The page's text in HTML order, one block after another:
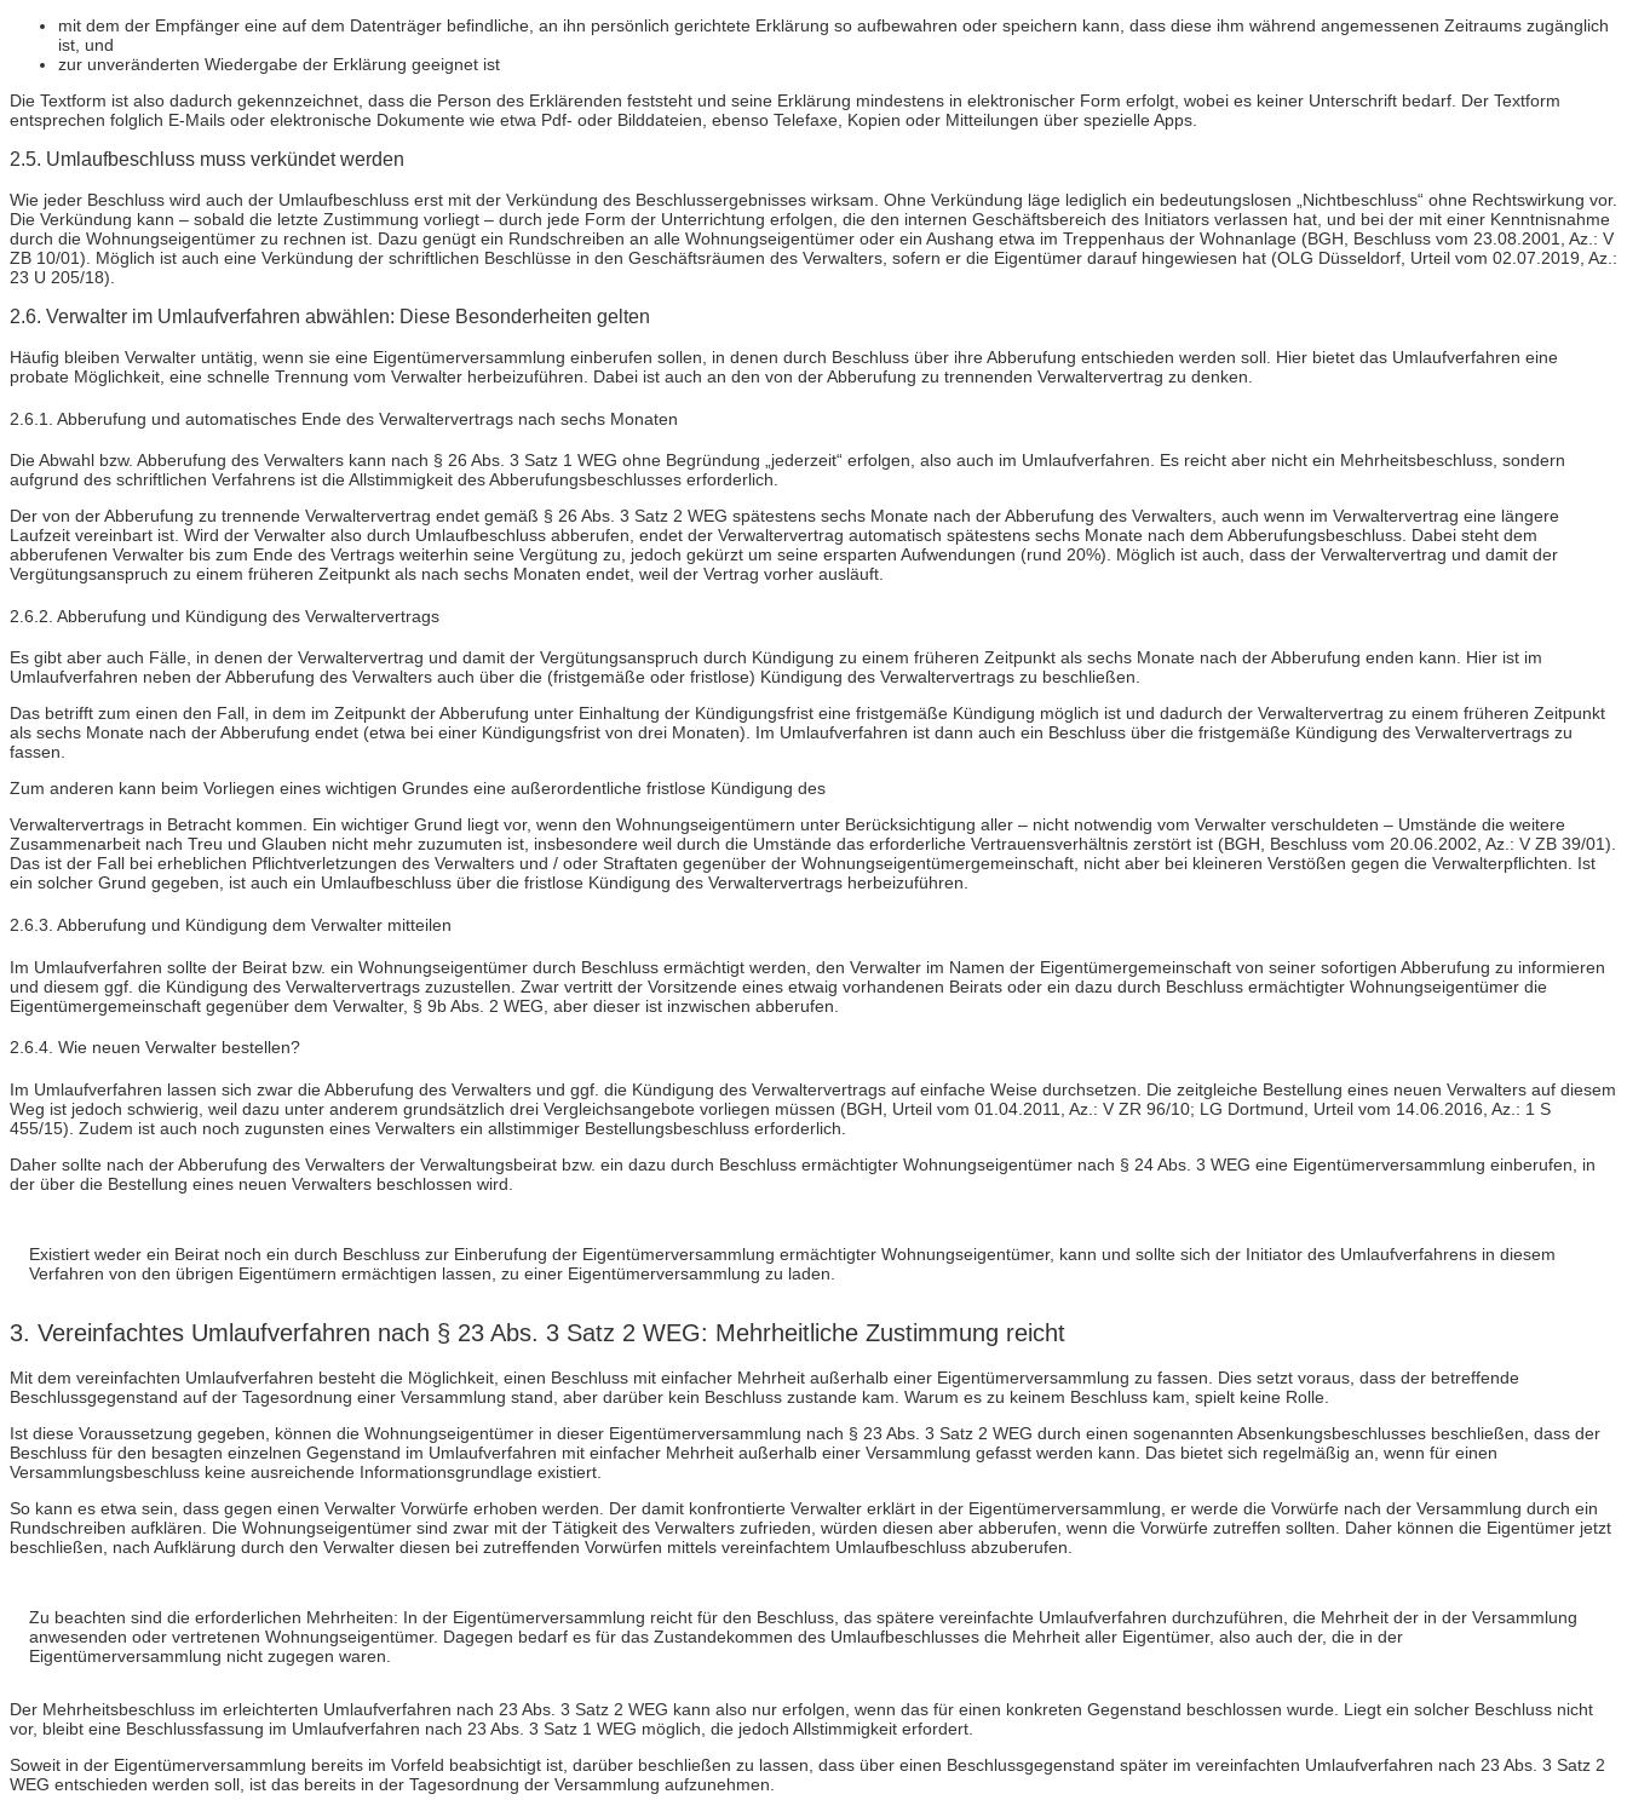
mit dem der Empfänger eine auf dem Datenträger befindliche, an ihn persönlich gerichtete Erklärung so aufbewahren oder speichern kann, dass diese ihm während angemessenen Zeitraums zugänglich
ist, und
zur unveränderten Wiedergabe der Erklärung geeignet ist
Die Textform ist also dadurch gekennzeichnet, dass die Person des Erklärenden feststeht und seine Erklärung mindestens in elektronischer Form erfolgt, wobei es keiner Unterschrift bedarf. Der Textform
entsprechen folglich E-Mails oder elektronische Dokumente wie etwa Pdf- oder Bilddateien, ebenso Telefaxe, Kopien oder Mitteilungen über spezielle Apps.
2.5. Umlaufbeschluss muss verkündet werden
Wie jeder Beschluss wird auch der Umlaufbeschluss erst mit der Verkündung des Beschlussergebnisses wirksam. Ohne Verkündung läge lediglich ein bedeutungslosen „Nichtbeschluss“ ohne Rechtswirkung vor.
Die Verkündung kann – sobald die letzte Zustimmung vorliegt – durch jede Form der Unterrichtung erfolgen, die den internen Geschäftsbereich des Initiators verlassen hat, und bei der mit einer Kenntnisnahme
durch die Wohnungseigentümer zu rechnen ist. Dazu genügt ein Rundschreiben an alle Wohnungseigentümer oder ein Aushang etwa im Treppenhaus der Wohnanlage (BGH, Beschluss vom 23.08.2001, Az.: V
ZB 10/01). Möglich ist auch eine Verkündung der schriftlichen Beschlüsse in den Geschäftsräumen des Verwalters, sofern er die Eigentümer darauf hingewiesen hat (OLG Düsseldorf, Urteil vom 02.07.2019, Az.:
23 U 205/18).
2.6. Verwalter im Umlaufverfahren abwählen: Diese Besonderheiten gelten
Häufig bleiben Verwalter untätig, wenn sie eine Eigentümerversammlung einberufen sollen, in denen durch Beschluss über ihre Abberufung entschieden werden soll. Hier bietet das Umlaufverfahren eine
probate Möglichkeit, eine schnelle Trennung vom Verwalter herbeizuführen. Dabei ist auch an den von der Abberufung zu trennenden Verwaltervertrag zu denken.
2.6.1. Abberufung und automatisches Ende des Verwaltervertrags nach sechs Monaten
Die Abwahl bzw. Abberufung des Verwalters kann nach § 26 Abs. 3 Satz 1 WEG ohne Begründung „jederzeit“ erfolgen, also auch im Umlaufverfahren. Es reicht aber nicht ein Mehrheitsbeschluss, sondern
aufgrund des schriftlichen Verfahrens ist die Allstimmigkeit des Abberufungsbeschlusses erforderlich.
Der von der Abberufung zu trennende Verwaltervertrag endet gemäß § 26 Abs. 3 Satz 2 WEG spätestens sechs Monate nach der Abberufung des Verwalters, auch wenn im Verwaltervertrag eine längere
Laufzeit vereinbart ist. Wird der Verwalter also durch Umlaufbeschluss abberufen, endet der Verwaltervertrag automatisch spätestens sechs Monate nach dem Abberufungsbeschluss. Dabei steht dem
abberufenen Verwalter bis zum Ende des Vertrags weiterhin seine Vergütung zu, jedoch gekürzt um seine ersparten Aufwendungen (rund 20%). Möglich ist auch, dass der Verwaltervertrag und damit der
Vergütungsanspruch zu einem früheren Zeitpunkt als nach sechs Monaten endet, weil der Vertrag vorher ausläuft.
2.6.2. Abberufung und Kündigung des Verwaltervertrags
Es gibt aber auch Fälle, in denen der Verwaltervertrag und damit der Vergütungsanspruch durch Kündigung zu einem früheren Zeitpunkt als sechs Monate nach der Abberufung enden kann. Hier ist im
Umlaufverfahren neben der Abberufung des Verwalters auch über die (fristgemäße oder fristlose) Kündigung des Verwaltervertrags zu beschließen.
Das betrifft zum einen den Fall, in dem im Zeitpunkt der Abberufung unter Einhaltung der Kündigungsfrist eine fristgemäße Kündigung möglich ist und dadurch der Verwaltervertrag zu einem früheren Zeitpunkt
als sechs Monate nach der Abberufung endet (etwa bei einer Kündigungsfrist von drei Monaten). Im Umlaufverfahren ist dann auch ein Beschluss über die fristgemäße Kündigung des Verwaltervertrags zu
fassen.
Zum anderen kann beim Vorliegen eines wichtigen Grundes eine außerordentliche fristlose Kündigung des
Verwaltervertrags in Betracht kommen. Ein wichtiger Grund liegt vor, wenn den Wohnungseigentümern unter Berücksichtigung aller – nicht notwendig vom Verwalter verschuldeten – Umstände die weitere
Zusammenarbeit nach Treu und Glauben nicht mehr zuzumuten ist, insbesondere weil durch die Umstände das erforderliche Vertrauensverhältnis zerstört ist (BGH, Beschluss vom 20.06.2002, Az.: V ZB 39/01).
Das ist der Fall bei erheblichen Pflichtverletzungen des Verwalters und / oder Straftaten gegenüber der Wohnungseigentümergemeinschaft, nicht aber bei kleineren Verstößen gegen die Verwalterpflichten. Ist
ein solcher Grund gegeben, ist auch ein Umlaufbeschluss über die fristlose Kündigung des Verwaltervertrags herbeizuführen.
2.6.3. Abberufung und Kündigung dem Verwalter mitteilen
Im Umlaufverfahren sollte der Beirat bzw. ein Wohnungseigentümer durch Beschluss ermächtigt werden, den Verwalter im Namen der Eigentümergemeinschaft von seiner sofortigen Abberufung zu informieren
und diesem ggf. die Kündigung des Verwaltervertrags zuzustellen. Zwar vertritt der Vorsitzende eines etwaig vorhandenen Beirats oder ein dazu durch Beschluss ermächtigter Wohnungseigentümer die
Eigentümergemeinschaft gegenüber dem Verwalter, § 9b Abs. 2 WEG, aber dieser ist inzwischen abberufen.
2.6.4. Wie neuen Verwalter bestellen?
Im Umlaufverfahren lassen sich zwar die Abberufung des Verwalters und ggf. die Kündigung des Verwaltervertrags auf einfache Weise durchsetzen. Die zeitgleiche Bestellung eines neuen Verwalters auf diesem
Weg ist jedoch schwierig, weil dazu unter anderem grundsätzlich drei Vergleichsangebote vorliegen müssen (BGH, Urteil vom 01.04.2011, Az.: V ZR 96/10; LG Dortmund, Urteil vom 14.06.2016, Az.: 1 S
455/15). Zudem ist auch noch zugunsten eines Verwalters ein allstimmiger Bestellungsbeschluss erforderlich.
Daher sollte nach der Abberufung des Verwalters der Verwaltungsbeirat bzw. ein dazu durch Beschluss ermächtigter Wohnungseigentümer nach § 24 Abs. 3 WEG eine Eigentümerversammlung einberufen, in
der über die Bestellung eines neuen Verwalters beschlossen wird.
Existiert weder ein Beirat noch ein durch Beschluss zur Einberufung der Eigentümerversammlung ermächtigter Wohnungseigentümer, kann und sollte sich der Initiator des Umlaufverfahrens in diesem
Verfahren von den übrigen Eigentümern ermächtigen lassen, zu einer Eigentümerversammlung zu laden.
3. Vereinfachtes Umlaufverfahren nach § 23 Abs. 3 Satz 2 WEG: Mehrheitliche Zustimmung reicht
Mit dem vereinfachten Umlaufverfahren besteht die Möglichkeit, einen Beschluss mit einfacher Mehrheit außerhalb einer Eigentümerversammlung zu fassen. Dies setzt voraus, dass der betreffende
Beschlussgegenstand auf der Tagesordnung einer Versammlung stand, aber darüber kein Beschluss zustande kam. Warum es zu keinem Beschluss kam, spielt keine Rolle.
Ist diese Voraussetzung gegeben, können die Wohnungseigentümer in dieser Eigentümerversammlung nach § 23 Abs. 3 Satz 2 WEG durch einen sogenannten Absenkungsbeschlusses beschließen, dass der
Beschluss für den besagten einzelnen Gegenstand im Umlaufverfahren mit einfacher Mehrheit außerhalb einer Versammlung gefasst werden kann. Das bietet sich regelmäßig an, wenn für einen
Versammlungsbeschluss keine ausreichende Informationsgrundlage existiert.
So kann es etwa sein, dass gegen einen Verwalter Vorwürfe erhoben werden. Der damit konfrontierte Verwalter erklärt in der Eigentümerversammlung, er werde die Vorwürfe nach der Versammlung durch ein
Rundschreiben aufklären. Die Wohnungseigentümer sind zwar mit der Tätigkeit des Verwalters zufrieden, würden diesen aber abberufen, wenn die Vorwürfe zutreffen sollten. Daher können die Eigentümer jetzt
beschließen, nach Aufklärung durch den Verwalter diesen bei zutreffenden Vorwürfen mittels vereinfachtem Umlaufbeschluss abzuberufen.
Zu beachten sind die erforderlichen Mehrheiten: In der Eigentümerversammlung reicht für den Beschluss, das spätere vereinfachte Umlaufverfahren durchzuführen, die Mehrheit der in der Versammlung
anwesenden oder vertretenen Wohnungseigentümer. Dagegen bedarf es für das Zustandekommen des Umlaufbeschlusses die Mehrheit aller Eigentümer, also auch der, die in der
Eigentümerversammlung nicht zugegen waren.
Der Mehrheitsbeschluss im erleichterten Umlaufverfahren nach 23 Abs. 3 Satz 2 WEG kann also nur erfolgen, wenn das für einen konkreten Gegenstand beschlossen wurde. Liegt ein solcher Beschluss nicht
vor, bleibt eine Beschlussfassung im Umlaufverfahren nach 23 Abs. 3 Satz 1 WEG möglich, die jedoch Allstimmigkeit erfordert.
Soweit in der Eigentümerversammlung bereits im Vorfeld beabsichtigt ist, darüber beschließen zu lassen, dass über einen Beschlussgegenstand später im vereinfachten Umlaufverfahren nach 23 Abs. 3 Satz 2
WEG entschieden werden soll, ist das bereits in der Tagesordnung der Versammlung aufzunehmen.